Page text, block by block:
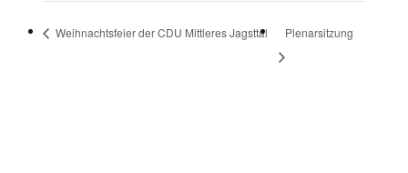
Weihnachtsfeier der CDU Mittleres Jagsttal Plenarsitzung